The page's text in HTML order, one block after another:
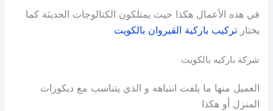
في هذه الأعمال هكذا حيث يمتلكون الكتالوجات الحديثة كما
يختارتركيب باركية القيروان بالكويت
شركة باركيه بالكويت
العميل منها ما يلفت انتباهه و الذي يتناسب مع ديكورات
المنزل أو هكذا